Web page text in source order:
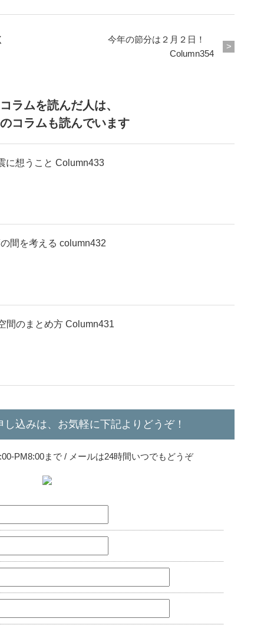
今年の節分は２月２日！
Column354
ラムを読んだ人は、
コラムも読んでいます
に想うこと Column433
間を考える column432
間のまとめ方 Column431
込みは、お気軽に下記よりどうぞ！
PM8:00まで / メールは24時間いつでもどうぞ